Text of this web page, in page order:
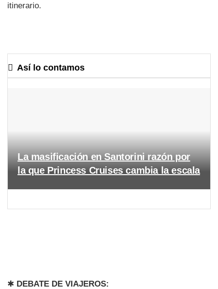
itinerario.
Así lo contamos
La masificación en Santorini razón por
la que Princess Cruises cambia la escala
✱ DEBATE DE VIAJEROS: